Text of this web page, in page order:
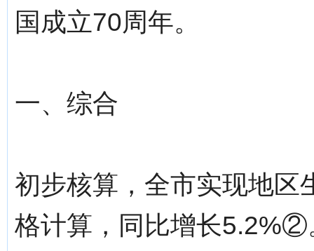
国成立70周年。
一、综合
初步核算，全市实现地
格计算，同比增长5.2%②